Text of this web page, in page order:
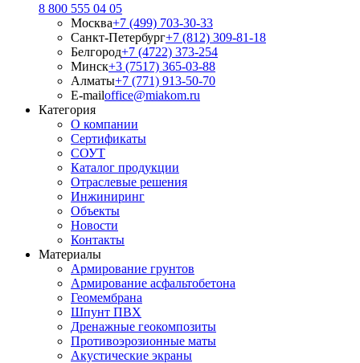
8 800 555 04 05
Москва+7 (499) 703-30-33
Санкт-Петербург+7 (812) 309-81-18
Белгород+7 (4722) 373-254
Минск+3 (7517) 365-03-88
Алматы+7 (771) 913-50-70
E-mailoffice@miakom.ru
Категория
О компании
Сертификаты
СОУТ
Каталог продукции
Отраслевые решения
Инжиниринг
Объекты
Новости
Контакты
Материалы
Армирование грунтов
Армирование асфальтобетона
Геомембрана
Шпунт ПВХ
Дренажные геокомпозиты
Противоэрозионные маты
Акустические экраны